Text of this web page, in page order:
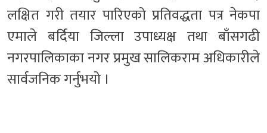
लक्षित गरी तयार पारिएको प्रतिवद्धता पत्र नेकपा
एमाले बर्दिया जिल्ला उपाध्यक्ष तथा बाँसगढी
नगरपालिकाका नगर प्रमुख सालिकराम अधिकारीले
सार्वजनिक गर्नुभयो ।